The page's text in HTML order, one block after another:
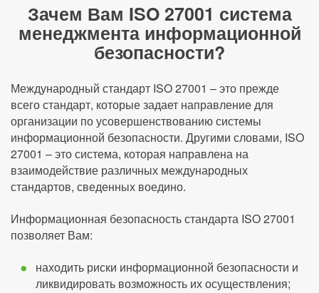
Зачем Вам ISO 27001 система
менеджмента информационной
безопасности?
Международный стандарт ISO 27001 – это прежде
всего стандарт, которые задает направление для
организации по усовершенствованию системы
информационной безопасности. Другими словами, ISO
27001 – это система, которая направлена на
взаимодействие различных международных
стандартов, сведенных воедино.
Информационная безопасность стандарта ISO 27001
позволяет Вам:
находить риски информационной безопасности и
ликвидировать возможность их осуществления;